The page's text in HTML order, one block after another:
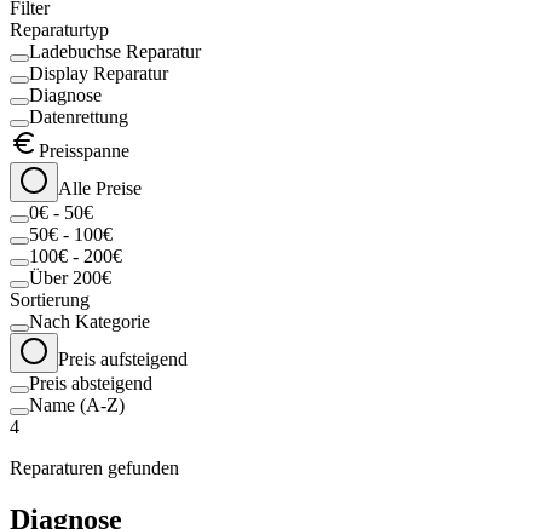
Filter
Reparaturtyp
Ladebuchse Reparatur
Display Reparatur
Diagnose
Datenrettung
Preisspanne
Alle Preise
0€ - 50€
50€ - 100€
100€ - 200€
Über 200€
Sortierung
Nach Kategorie
Preis aufsteigend
Preis absteigend
Name (A-Z)
4
Reparaturen gefunden
Diagnose